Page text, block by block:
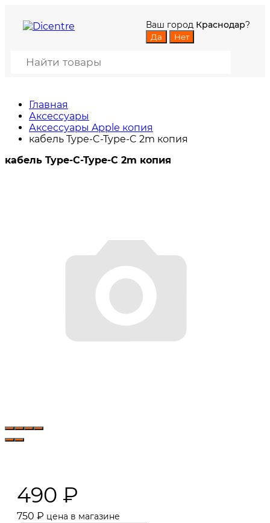
Ваш город Краснодар?
Главная
Аксессуары
Аксессуары Apple копия
кабель Type-C-Type-C 2m копия
кабель Type-C-Type-C 2m копия
490 ₽
750 ₽ цена в магазине